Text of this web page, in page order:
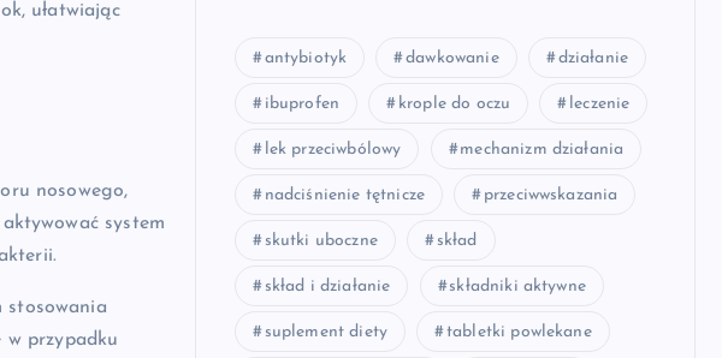
ułatwiając
nosowego,
system
stosowania
w przypadku
antybiotyk dawkowanie działanie
ibuprofen krople do oczu leczenie
lek przeciwbólowy mechanizm działania
nadciśnienie tętnicze przeciwwskazania
skutki uboczne skład
skład i działanie składniki aktywne
suplement diety tabletki powlekane